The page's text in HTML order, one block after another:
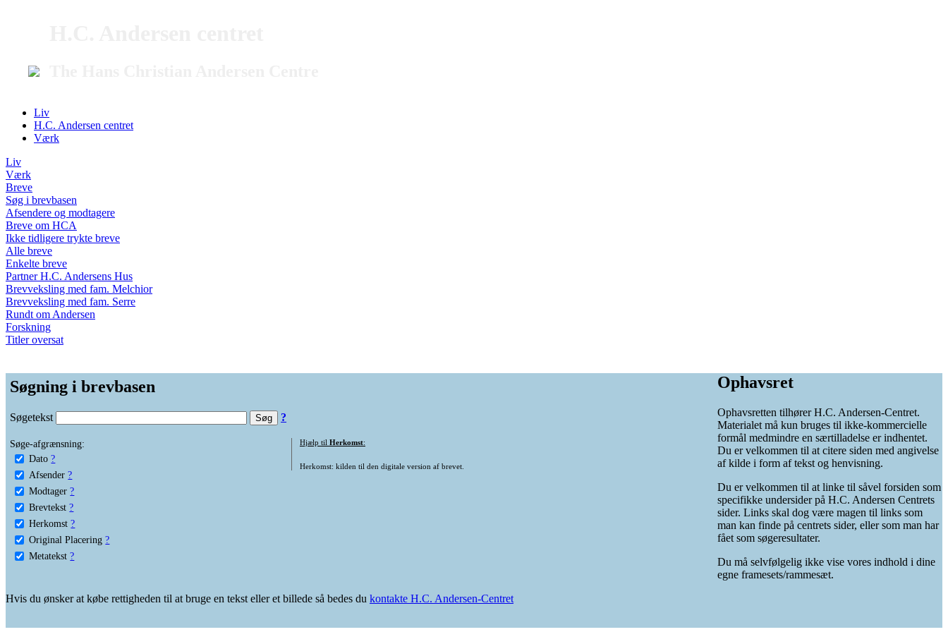
Liv
H.C. Andersen centret
Værk
Liv
Værk
Breve
Søg i brevbasen
Afsendere og modtagere
Breve om HCA
Ikke tidligere trykte breve
Alle breve
Enkelte breve
Partner H.C. Andersens Hus
Brevveksling med fam. Melchior
Brevveksling med fam. Serre
Rundt om Andersen
Forskning
Titler oversat
Søgning i brevbasen
Søgetekst ?
Søge-afgrænsning:
Dato ?
Afsender ?
Modtager ?
Brevtekst ?
Herkomst ?
Original Placering ?
Metatekst ?
Hjælp til Herkomst:
Herkomst: kilden til den digitale version af brevet.
Ophavsret
Ophavsretten tilhører H.C. Andersen-Centret.
Materialet må kun bruges til ikke-kommercielle
formål medmindre en særtilladelse er indhentet.
Du er velkommen til at citere siden med angivelse
af kilde i form af tekst og henvisning.
Du er velkommen til at linke til såvel forsiden som
specifikke undersider på H.C. Andersen Centrets
sider. Links skal dog være magen til links som
man kan finde på centrets sider, eller som man har
fået som søgeresultater.
Du må selvfølgelig ikke vise vores indhold i dine
egne framesets/rammesæt.
Hvis du ønsker at købe rettigheden til at bruge en tekst eller et billede så bedes du kontakte H.C. Andersen-Centret